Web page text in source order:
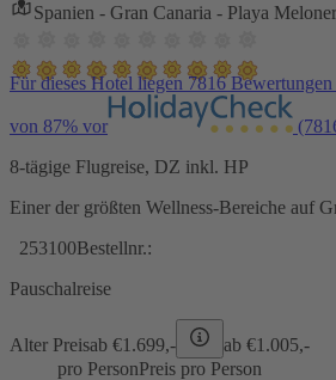
Spanien - Gran Canaria - Playa
Für dieses Hotel liegen 7816
von 87% vor
8-tägige Flugreise, DZ inkl. HP
Einer der größten Wellness-Bereiche auf
253100Bestellnr.:
Pauschalreise
Alter Preisab €1.699,- ab €1.005,-
pro PersonPreis pro Person